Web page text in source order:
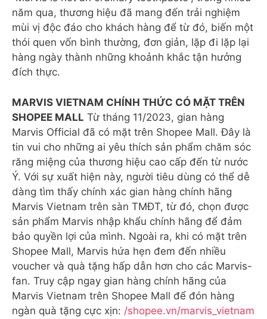
năm qua, thương hiệu đã mang đến trải nghiệm
mùi vị độc đáo cho khách hàng để từ đó, biến một
thói quen vốn bình thường, đơn giản, lặp đi lặp lại
hàng ngày thành những khoảnh khắc tận hưởng
đích thực.
MARVIS VIETNAM CHÍNH THỨC CÓ MẶT TRÊN
SHOPEE MALL Từ tháng 11/2023, gian hàng
Marvis Official đã có mặt trên Shopee Mall. Đây là
tin vui cho những ai yêu thích sản phẩm chăm sóc
răng miệng của thương hiệu cao cấp đến từ nước
Ý. Với sự xuất hiện này, người tiêu dùng có thể dễ
dàng tìm thấy chính xác gian hàng chính hãng
Marvis Vietnam trên sàn TMĐT, từ đó, chọn được
sản phẩm Marvis nhập khẩu chính hãng để đảm
bảo quyền lợi của mình. Ngoài ra, khi có mặt trên
Shopee Mall, Marvis hứa hẹn đem đến nhiều
voucher và quà tặng hấp dẫn hơn cho các Marvis-
fan. Truy cập ngay gian hàng chính hãng của
Marvis Vietnam trên Shopee Mall để đón hàng
ngàn quà tặng cực xịn: /shopee.vn/marvis_vietnam